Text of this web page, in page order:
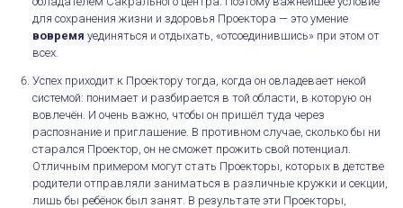
для сохранения жизни и здоровья Проектора — это умение
вовремя уединяться и отдыхать, «отсоединившись» при этом от
всех.
Успех приходит к Проектору тогда, когда он овладевает некой
системой: понимает и разбирается в той области, в которую он
вовлечён. И очень важно, чтобы он пришёл туда через
распознание и приглашение. В противном случае, сколько бы ни
старался Проектор, он не сможет прожить свой потенциал.
Отличным примером могут стать Проекторы, которых в детстве
родители отправляли заниматься в различные кружки и секции,
лишь бы ребёнок был занят. В результате эти Проекторы,